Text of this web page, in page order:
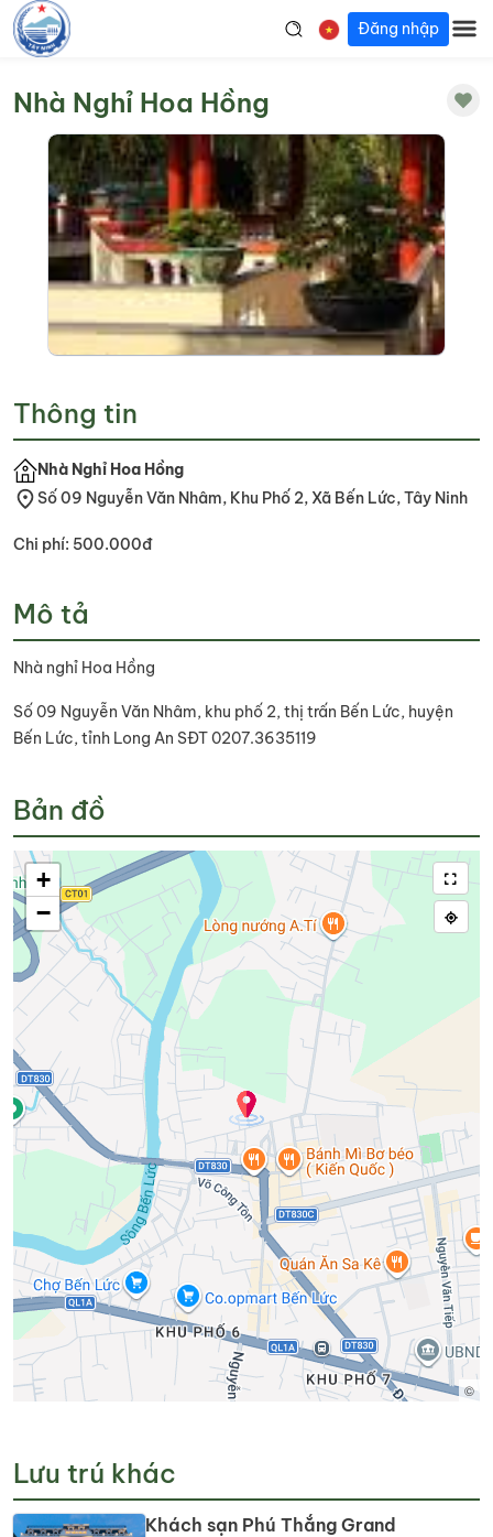
Đăng nhập
Nhà Nghỉ Hoa Hồng
Thông tin
Nhà Nghỉ Hoa Hồng
Số 09 Nguyễn Văn Nhâm, Khu Phố 2, Xã Bến Lức, Tây Ninh
Chi phí: 500.000đ
Mô tả
Nhà nghỉ Hoa Hồng
Số 09 Nguyễn Văn Nhâm, khu phố 2, thị trấn Bến Lức, huyện
Bến Lức, tỉnh Long An SĐT 0207.3635119
Bản đồ
+
−
©
Lưu trú khác
Khách sạn Phú Thắng Grand